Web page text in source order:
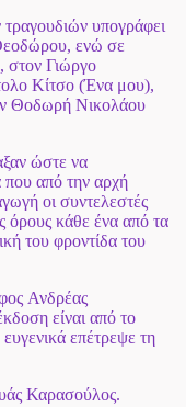
υπογράφει
, ενώ σε
στον Γιώργο
Κίτσο (Ένα μου),
Θοδωρή Νικολάου
ώστε να
που από την αρχή
οι συντελεστές
όρους κάθε ένα από τα
του φροντίδα του
Ανδρέας
είναι από το
επέτρεψε τη
Καρασούλος.